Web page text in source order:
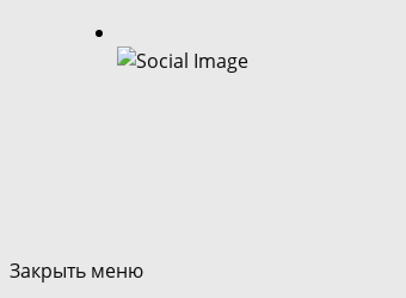
Закрыть меню